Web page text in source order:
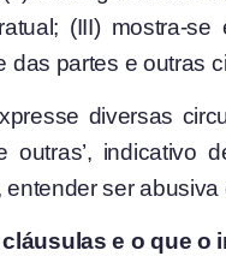
(III) mostra-
das partes e outras
diversas
outras’,
ser
e o que o